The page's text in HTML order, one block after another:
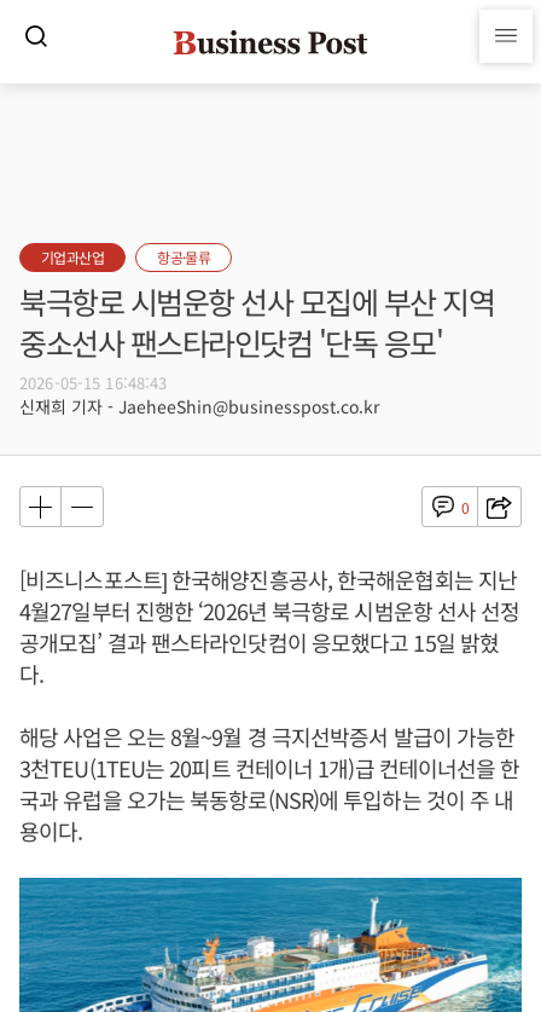
기업과산업 항공·물류
북극항로 시범운항 선사 모집에 부산 지역
중소선사 팬스타라인닷컴 '단독 응모'
2026-05-15 16:48:43
신재희 기자 - JaeheeShin@businesspost.co.kr
0
[비즈니스포스트] 한국해양진흥공사, 한국해운협회는 지난
4월27일부터 진행한 ‘2026년 북극항로 시범운항 선사 선정
공개모집’ 결과 팬스타라인닷컴이 응모했다고 15일 밝혔
다.
해당 사업은 오는 8월~9월 경 극지선박증서 발급이 가능한
3천TEU(1TEU는 20피트 컨테이너 1개)급 컨테이너선을 한
국과 유럽을 오가는 북동항로(NSR)에 투입하는 것이 주 내
용이다.